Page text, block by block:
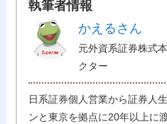
執筆者情報
かえるさん
元外資系証券株式
クター
日系証券個人営業から証券人
ンと東京を拠点に20年以上に